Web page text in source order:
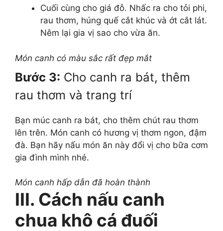
Cuối cùng cho giá đỗ. Nhấc ra cho tỏi phi,
rau thơm, húng quế cắt khúc và ớt cắt lát.
Nêm lại gia vị sao cho vừa ăn.
Món canh có màu sắc rất đẹp mắt
Bước 3: Cho canh ra bát, thêm
rau thơm và trang trí
Bạn múc canh ra bát, cho thêm chút rau thơm
lên trên. Món canh có hương vị thơm ngon, đậm
đà. Bạn hãy nấu món ăn này đổi vị cho bữa cơm
gia đình mình nhé.
Món canh hấp dẫn đã hoàn thành
III. Cách nấu canh
chua khô cá đuối